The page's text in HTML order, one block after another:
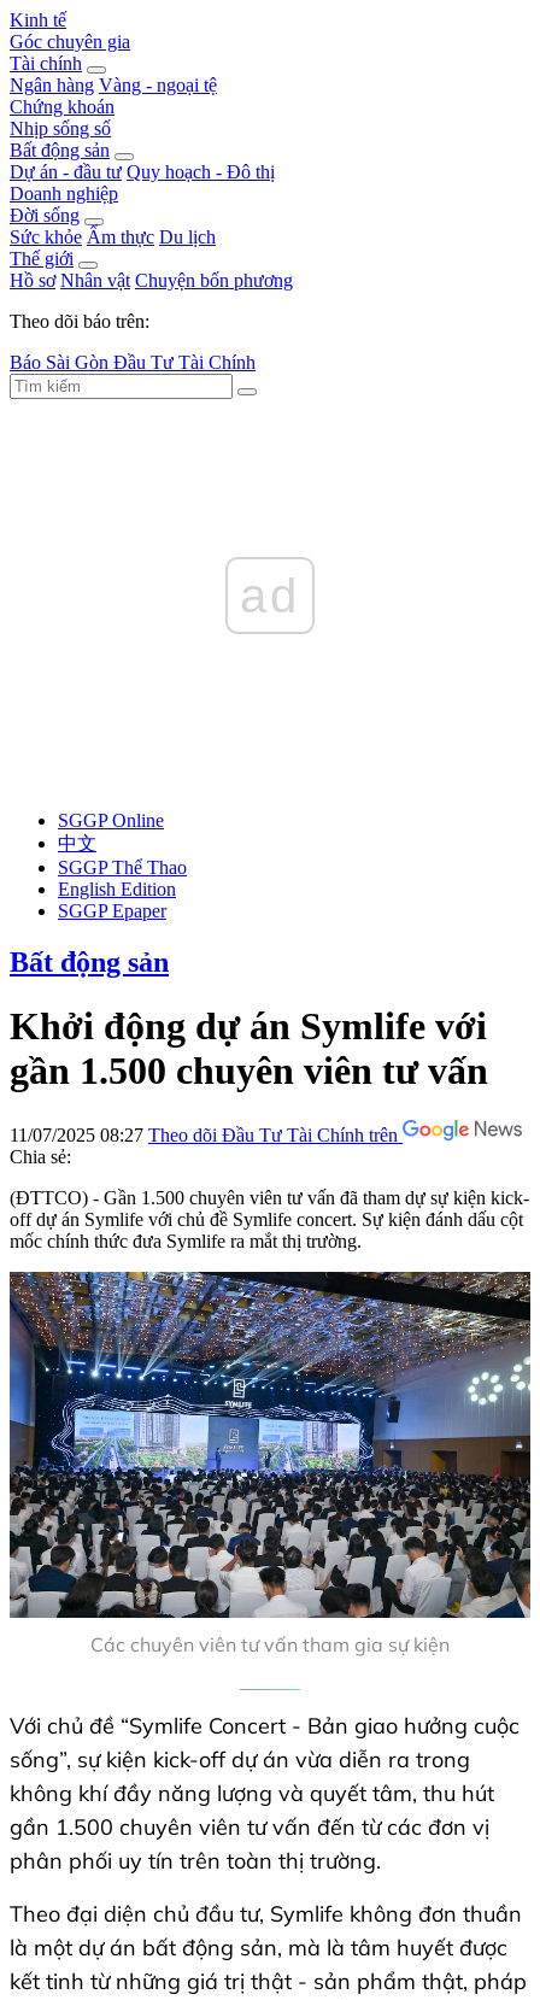
Kinh tế
Góc chuyên gia
Tài chính
Ngân hàng Vàng - ngoại tệ
Chứng khoán
Nhịp sống số
Bất động sản
Dự án - đầu tư Quy hoạch - Đô thị
Doanh nghiệp
Đời sống
Sức khỏe Ẩm thực Du lịch
Thế giới
Hồ sơ Nhân vật Chuyện bốn phương
Theo dõi báo trên:
Báo Sài Gòn Đầu Tư Tài Chính
ad
SGGP Online
中文
SGGP Thể Thao
English Edition
SGGP Epaper
Bất động sản
Khởi động dự án Symlife với
gần 1.500 chuyên viên tư vấn
11/07/2025 08:27 Theo dõi Đầu Tư Tài Chính trên
Chia sẻ:
(ĐTTCO) - Gần 1.500 chuyên viên tư vấn đã tham dự sự kiện kick-
off dự án Symlife với chủ đề Symlife concert. Sự kiện đánh dấu cột
mốc chính thức đưa Symlife ra mắt thị trường.
Các chuyên viên tư vấn tham gia sự kiện
Với chủ đề “Symlife Concert - Bản giao hưởng cuộc
sống”, sự kiện kick-off dự án vừa diễn ra trong
không khí đầy năng lượng và quyết tâm, thu hút
gần 1.500 chuyên viên tư vấn đến từ các đơn vị
phân phối uy tín trên toàn thị trường.
Theo đại diện chủ đầu tư, Symlife không đơn thuần
là một dự án bất động sản, mà là tâm huyết được
kết tinh từ những giá trị thật - sản phẩm thật, pháp